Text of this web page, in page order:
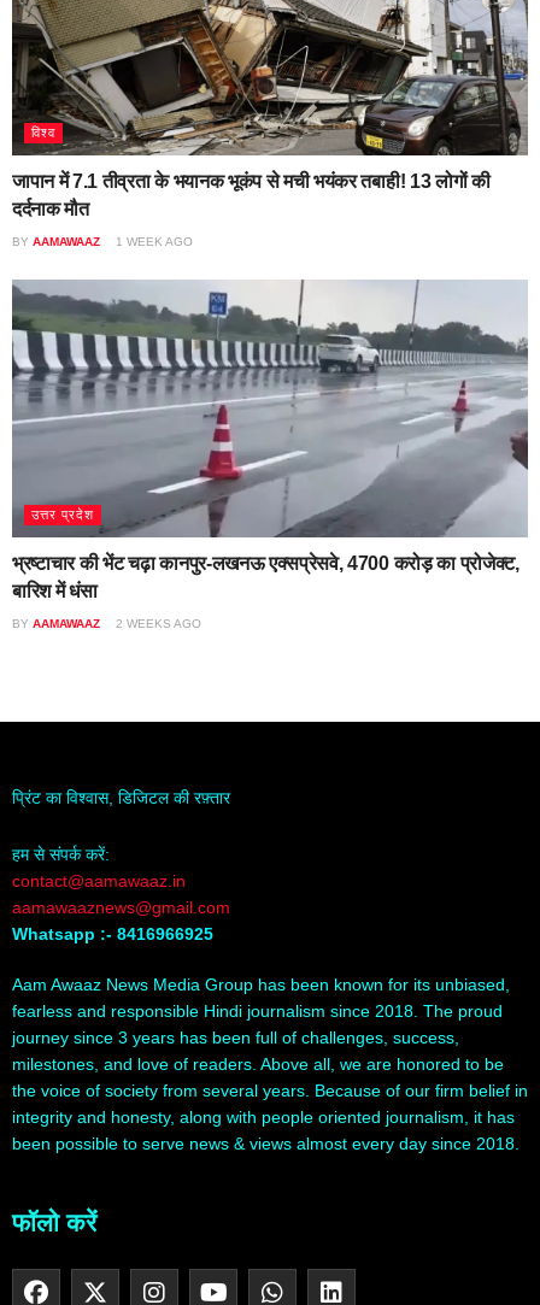
विश्व
जापान में 7.1 तीव्रता के भयानक भूकंप से मची भयंकर तबाही! 13 लोगों की
दर्दनाक मौत
BY AAMAWAAZ 1 WEEK AGO
उत्तर प्रदेश
भ्रष्टाचार की भेंट चढ़ा कानपुर-लखनऊ एक्सप्रेसवे, 4700 करोड़ का प्रोजेक्ट,
बारिश में धंसा
BY AAMAWAAZ 2 WEEKS AGO
प्रिंट का विश्वास, डिजिटल की रफ़्तार
हम से संपर्क करें:
contact@aamawaaz.in
aamawaaznews@gmail.com
Whatsapp :- 8416966925
Aam Awaaz News Media Group has been known for its unbiased,
fearless and responsible Hindi journalism since 2018. The proud
journey since 3 years has been full of challenges, success,
milestones, and love of readers. Above all, we are honored to be
the voice of society from several years. Because of our firm belief in
integrity and honesty, along with people oriented journalism, it has
been possible to serve news & views almost every day since 2018.
फॉलो करें